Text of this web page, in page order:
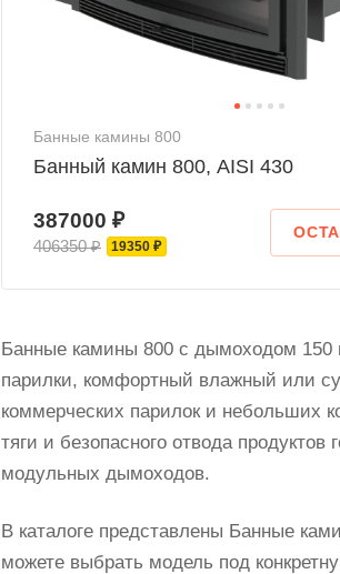
Банные камины 800
Банный камин 800, AISI 430
387000 ₽
406350 ₽ 19350 ₽
Банные камины 800 с дымоходом 150
парилки, комфортный влажный или
коммерческих парилок и небольших
тяги и безопасного отвода
модульных дымоходов.
В каталоге представлены Банные
можете выбрать модель под